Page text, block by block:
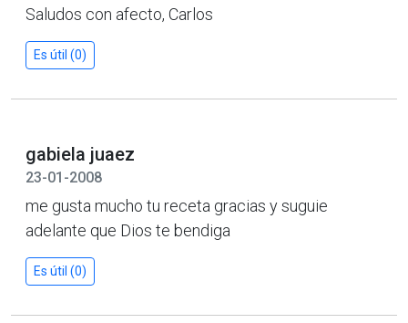
Saludos con afecto, Carlos
Es útil (0)
gabiela juaez
23-01-2008
me gusta mucho tu receta gracias y suguie
adelante que Dios te bendiga
Es útil (0)